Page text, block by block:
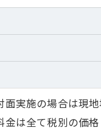
実施の場合は現地
は全て税別の価格